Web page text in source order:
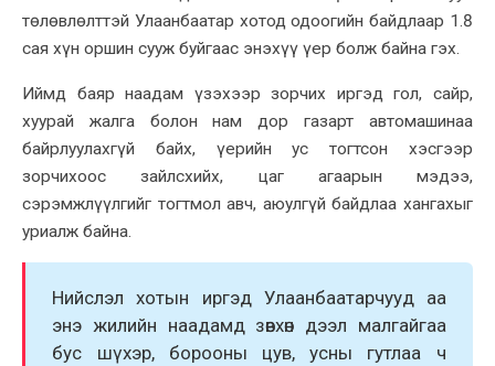
төлөвлөлттэй Улаанбаатар хотод одоогийн байдлаар 1.8
сая хүн оршин сууж буйгаас энэхүү үер болж байна гэх.
Иймд баяр наадам үзэхээр зорчих иргэд гол, сайр,
хуурай жалга болон нам дор газарт автомашинаа
байрлуулахгүй байх, үерийн ус тогтсон хэсгээр
зорчихоос зайлсхийх, цаг агаарын мэдээ,
сэрэмжлүүлгийг тогтмол авч, аюулгүй байдлаа хангахыг
уриалж байна.
Нийслэл хотын иргэд Улаанбаатарчууд аа
энэ жилийн наадамд зөвхөн дээл малгайгаа
бус шүхэр, борооны цув, усны гутлаа ч